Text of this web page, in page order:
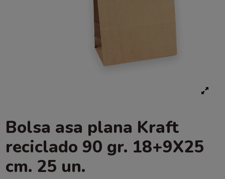
Bolsa asa plana Kraft
reciclado 90 gr. 18+9X25
cm. 25 un.